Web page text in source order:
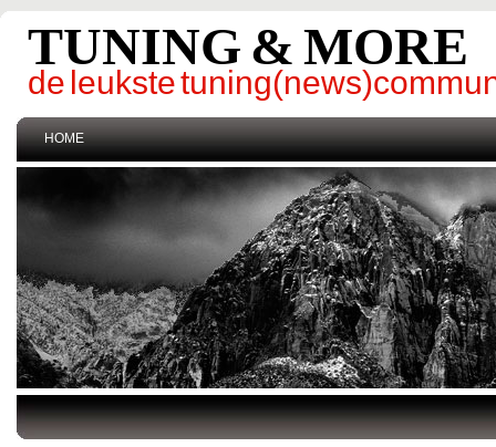
TUNING & MORE
de leukste
HOME